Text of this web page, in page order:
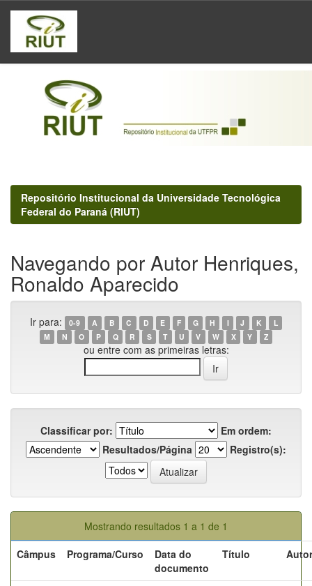
Skip
navigation
Repositório Institucional da Universidade Tecnológica
Federal do Paraná (RIUT)
Navegando por Autor Henriques,
Ronaldo Aparecido
Ir para: 0-9 A B C D E F G H I J K
L
M
N O P Q R S T U V W X Y Z
ou entre com as primeiras letras:
Classificar por:
Em ordem:
Resultados/Página
Registro(s):
Mostrando resultados 1 a 1 de 1
Câmpus
Programa/Curso
Data do
documento
Título